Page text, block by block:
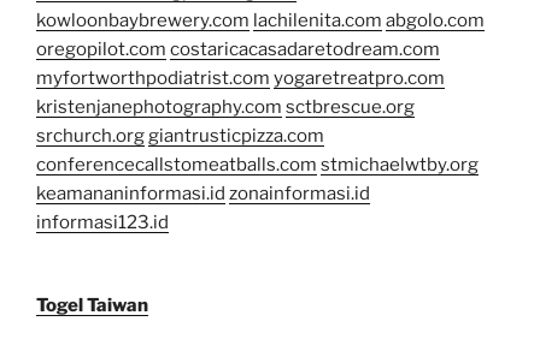
kowloonbaybrewery.com lachilenita.com abgolo.com
oregopilot.com costaricacasadaretodream.com
myfortworthpodiatrist.com yogaretreatpro.com
kristenjanephotography.com sctbrescue.org
srchurch.orggiantrusticpizza.com
conferencecallstomeatballs.com stmichaelwtby.org
keamananinformasi.id zonainformasi.id
informasi123.id
Togel Taiwan